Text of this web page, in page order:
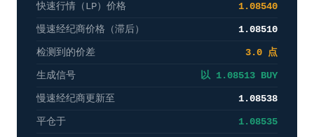
快速行情（LP）价格 1.08540
慢速经纪商价格（滞后） 1.08510
检测到的价差 3.0 点
生成信号 以 1.08513 BUY
慢速经纪商更新至 1.08538
平仓于 1.08535